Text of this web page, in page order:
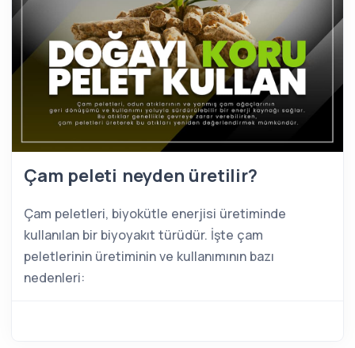
Çam peleti neyden üretilir?
Çam peletleri, biyokütle enerjisi üretiminde
kullanılan bir biyoyakıt türüdür. İşte çam
peletlerinin üretiminin ve kullanımının bazı
nedenleri: